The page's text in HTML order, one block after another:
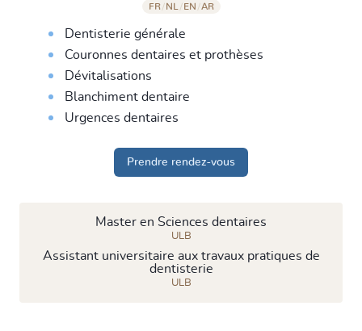
FR / NL / EN /AR
Dentisterie générale
Couronnes dentaires et prothèses
Dévitalisations
Blanchiment dentaire
Urgences dentaires
Prendre rendez-vous
Master en Sciences dentaires
ULB
Assistant universitaire aux travaux pratiques de
dentisterie
ULB